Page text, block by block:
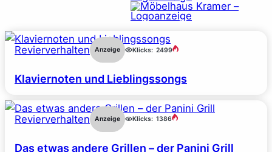
Revierverhalten Anzeige Klicks: 2499
Klaviernoten und Lieblingssongs
Revierverhalten Anzeige Klicks: 1386
Das etwas andere Grillen – der Panini Grill